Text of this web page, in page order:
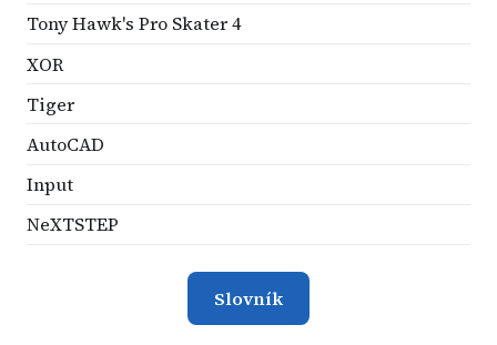
Tony Hawk's Pro Skater 4
XOR
Tiger
AutoCAD
Input
NeXTSTEP
Slovník